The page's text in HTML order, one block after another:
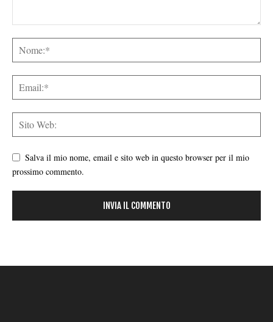
Salva il mio nome, email e sito web in questo browser per il mio
prossimo commento.